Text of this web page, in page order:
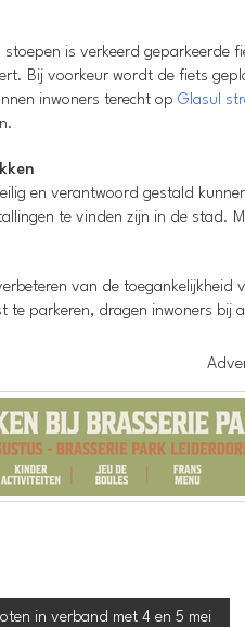
is verkeerd geparkeerde
Bij voorkeur wordt de fiets
inwoners terecht op Glasul
en verantwoord gestald
te vinden zijn in de stad.
van de
te parkeren, dragen inwoners bij
in verband met 4 en 5 mei